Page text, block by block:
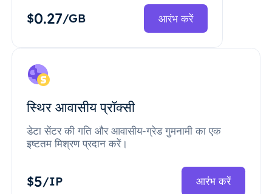
$0.27/GB आरंभ करें
स्थिर आवासीय प्रॉक्सी
डेटा सेंटर की गति और आवासीय-ग्रेड गुमनामी का एक
इष्टतम मिश्रण प्रदान करें।
$5/IP आरंभ करें